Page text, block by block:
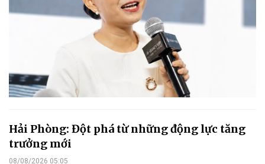
Hải Phòng: Đột phá từ những động lực tăng
trưởng mới
08/08/2026 05:05